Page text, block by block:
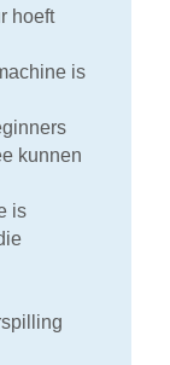
hoeft
is
kunnen
is